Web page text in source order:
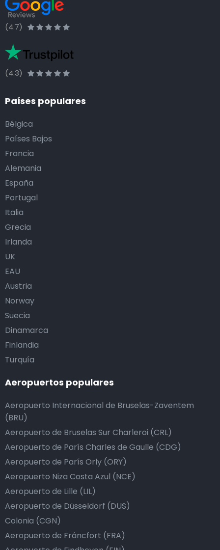
(4.7)
(4.3)
Países populares
Bélgica
Países Bajos
Francia
Alemania
España
Portugal
Italia
Grecia
Irlanda
UK
EAU
Austria
Norway
Suecia
Dinamarca
Finlandia
Turquía
Aeropuertos populares
Aeropuerto Internacional de Bruselas-Zaventem
(BRU)
Aeropuerto de Bruselas Sur Charleroi (CRL)
Aeropuerto de París Charles de Gaulle (CDG)
Aeropuerto de París Orly (ORY)
Aeropuerto Niza Costa Azul (NCE)
Aeropuerto de Lille (LIL)
Aeropuerto de Düsseldorf (DUS)
Colonia (CGN)
Aeropuerto de Fráncfort (FRA)